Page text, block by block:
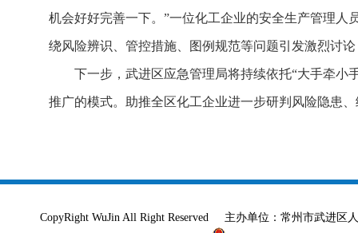
机会好好完善一下。”一位化工企业的安全生产管理人
绕风险辨识、管控措施、图例规范等问题引发激烈讨
下一步，武进区应急管理局将持续依托“大手牵小
推广的模式。助推全区化工企业进一步研判风险隐患
CopyRight WuJin All Right Reserved 主办单位：常州市武进